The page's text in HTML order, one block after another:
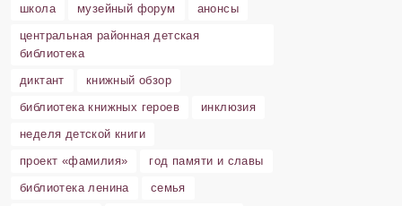
школа
музейный форум
анонсы
центральная районная детская
библиотека
диктант
книжный обзор
библиотека книжных героев
инклюзия
неделя детской книги
проект «фамилия»
год памяти и славы
библиотека ленина
семья